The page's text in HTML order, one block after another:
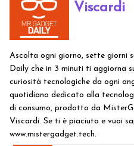
Viscardi
Ascolta ogni giorno, sette giorni
Daily che in 3 minuti ti aggiorna
curiosità tecnologiche da ogni
quotidiano dedicato alla
di consumo, prodotto da
Viscardi. Se ti è piaciuto e vuoi
www.mistergadget.tech.